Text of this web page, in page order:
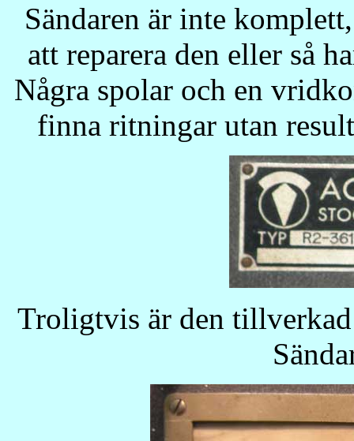
Sändaren är inte
att reparera den eller så
Några spolar och en
finna ritningar utan
Troligtvis är den